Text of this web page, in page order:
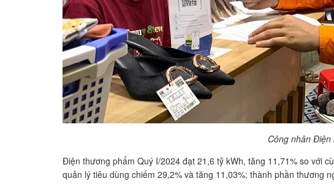
Công nhân Điện
Điện thương phẩm Quý I/2024 đạt 21,6 tỷ kWh, tăng 11,71% so với
quản lý tiêu dùng chiếm 29,2% và tăng 11,03%; thành phần thương